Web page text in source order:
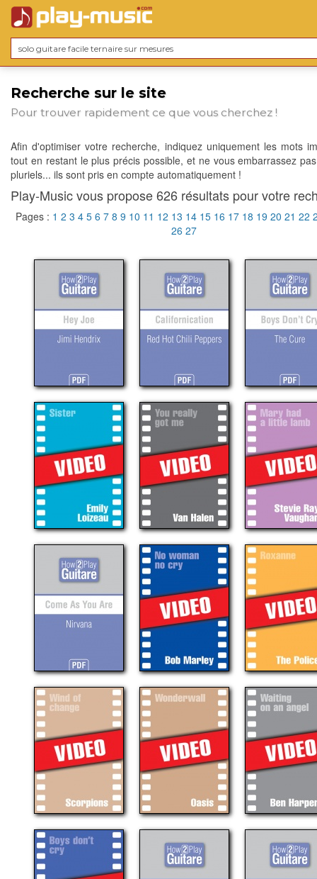
Recherche sur le site
Pour trouver rapidement ce que vous cherchez !
Afin d'optimiser votre recherche, indiquez uniquement les mots
tout en restant le plus précis possible, et ne vous embarrassez
pluriels... ils sont pris en compte automatiquement !
Play-Music vous propose 626 résultats pour votre
Pages : 1 2 3 4 5 6 7 8 9 10 11 12 13 14 15 16 17 18 19 20 21 22
26 27